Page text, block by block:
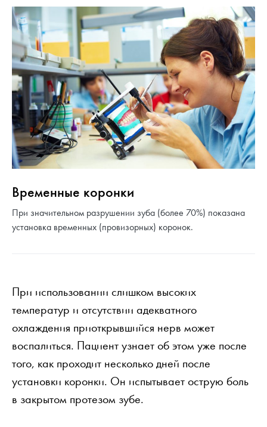
Временные коронки
При значительном разрушении зуба (более 70%) показана
установка временных (провизорных) коронок.
При использовании слишком высоких
температур и отсутствии адекватного
охлаждения приоткрывшийся нерв может
воспалиться. Пациент узнает об этом уже после
того, как проходит несколько дней после
установки коронки. Он испытывает острую боль
в закрытом протезом зубе.